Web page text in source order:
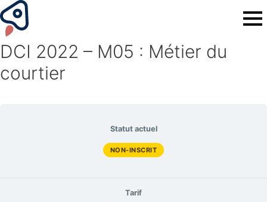
DCI 2022 – M05 : Métier du
courtier
Statut actuel
NON-INSCRIT
Tarif